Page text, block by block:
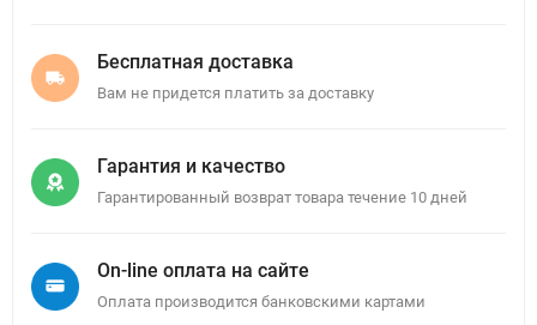
Бесплатная доставка
Вам не придется платить за доставку
Гарантия и качество
Гарантированный возврат товара течение 10 дней
On-line оплата на сайте
Оплата производится банковскими картами